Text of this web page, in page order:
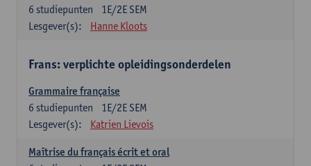
1E/2E SEM
6 studiepunten
Lesgever(s):
Hanne Kloots
Frans: verplichte opleidingsonderdelen
Grammaire française
1E/2E SEM
6 studiepunten
Lesgever(s):
Katrien Lievois
Maîtrise du français écrit et oral